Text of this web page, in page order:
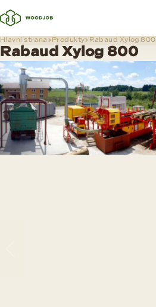
Hlavní strana Produkty Rabaud Xylog 800
Rabaud Xylog 800